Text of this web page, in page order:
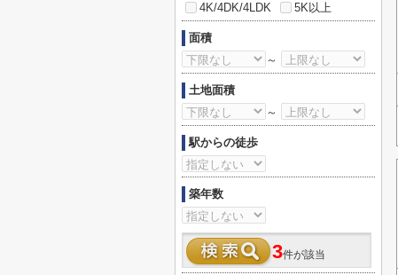
4K/4DK/4LDK
5K以上
面積
～
土地面積
～
駅からの徒歩
築年数
3件が該当